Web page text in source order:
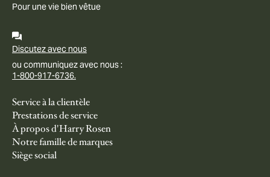
Pour une vie bien vêtue
Discutez avec nous
ou communiquez avec nous :
1-800-917-6736.
Service à la clientèle
Prestations de service
À propos d'Harry Rosen
Notre famille de marques
Siège social